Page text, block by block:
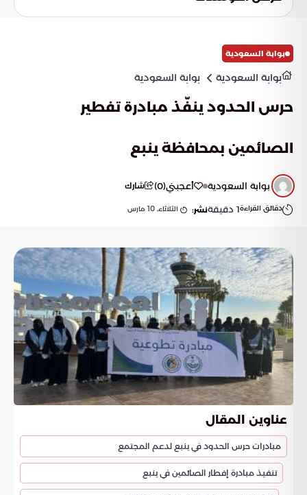
الاحتراف العالمي.
بوابة السعودية
بوابة السعودية بوابة السعودية
حرس الحدود ينفّذ مبادرة تفطير
الصائمين بمحافظة ينبع
بوابة السعودية أعجبني(
0
) شارك
دقائق القراءة1 دقيقةنشر: الثلاثاء, 10 مارس
عناوين المقال
مبادرات حرس الحدود في ينبع لدعم المجتمع
تنفيذ مبادرة إفطار الصائمين في ينبع